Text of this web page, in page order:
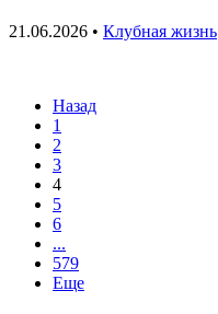
21.06.2026 • Клубная жизнь
Назад
1
2
3
4
5
6
...
579
Еще